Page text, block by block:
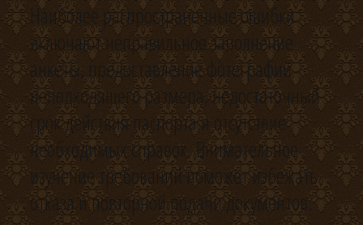
Наиболее распространенные ошибки
включают неправильное заполнение
анкеты, предоставление фотографий
неподходящего размера, недостаточный
срок действия паспорта и отсутствие
необходимых справок. Внимательное
изучение требований поможет избежать
отказа и повторной подачи документов.